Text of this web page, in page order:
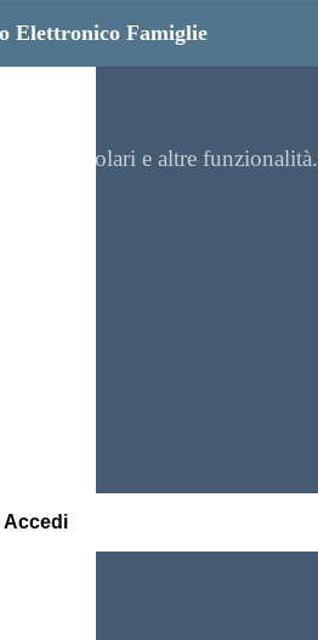
Elettronico Famiglie
circolari e altre funzionalità.
Accedi